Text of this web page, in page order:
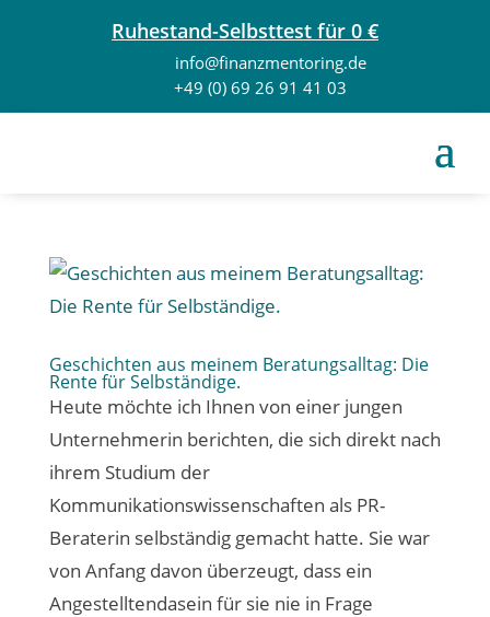
Ruhestand-Selbsttest für 0 €
info@finanzmentoring.de
+49 (0) 69 26 91 41 03
Geschichten aus meinem Beratungsalltag: Die
Rente für Selbständige.
Heute möchte ich Ihnen von einer jungen
Unternehmerin berichten, die sich direkt nach
ihrem Studium der
Kommunikationswissenschaften als PR-
Beraterin selbständig gemacht hatte. Sie war
von Anfang davon überzeugt, dass ein
Angestelltendasein für sie nie in Frage